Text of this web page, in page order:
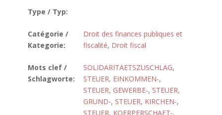
Type / Typ:
Catégorie /
Kategorie:
Droit des finances publiques et
fiscalité, Droit fiscal
Mots clef /
Schlagworte:
SOLIDARITAETSZUSCHLAG,
STEUER, EINKOMMEN-,
STEUER, GEWERBE-, STEUER,
GRUND-, STEUER, KIRCHEN-,
STEUER, KOERPERSCHAFT-,